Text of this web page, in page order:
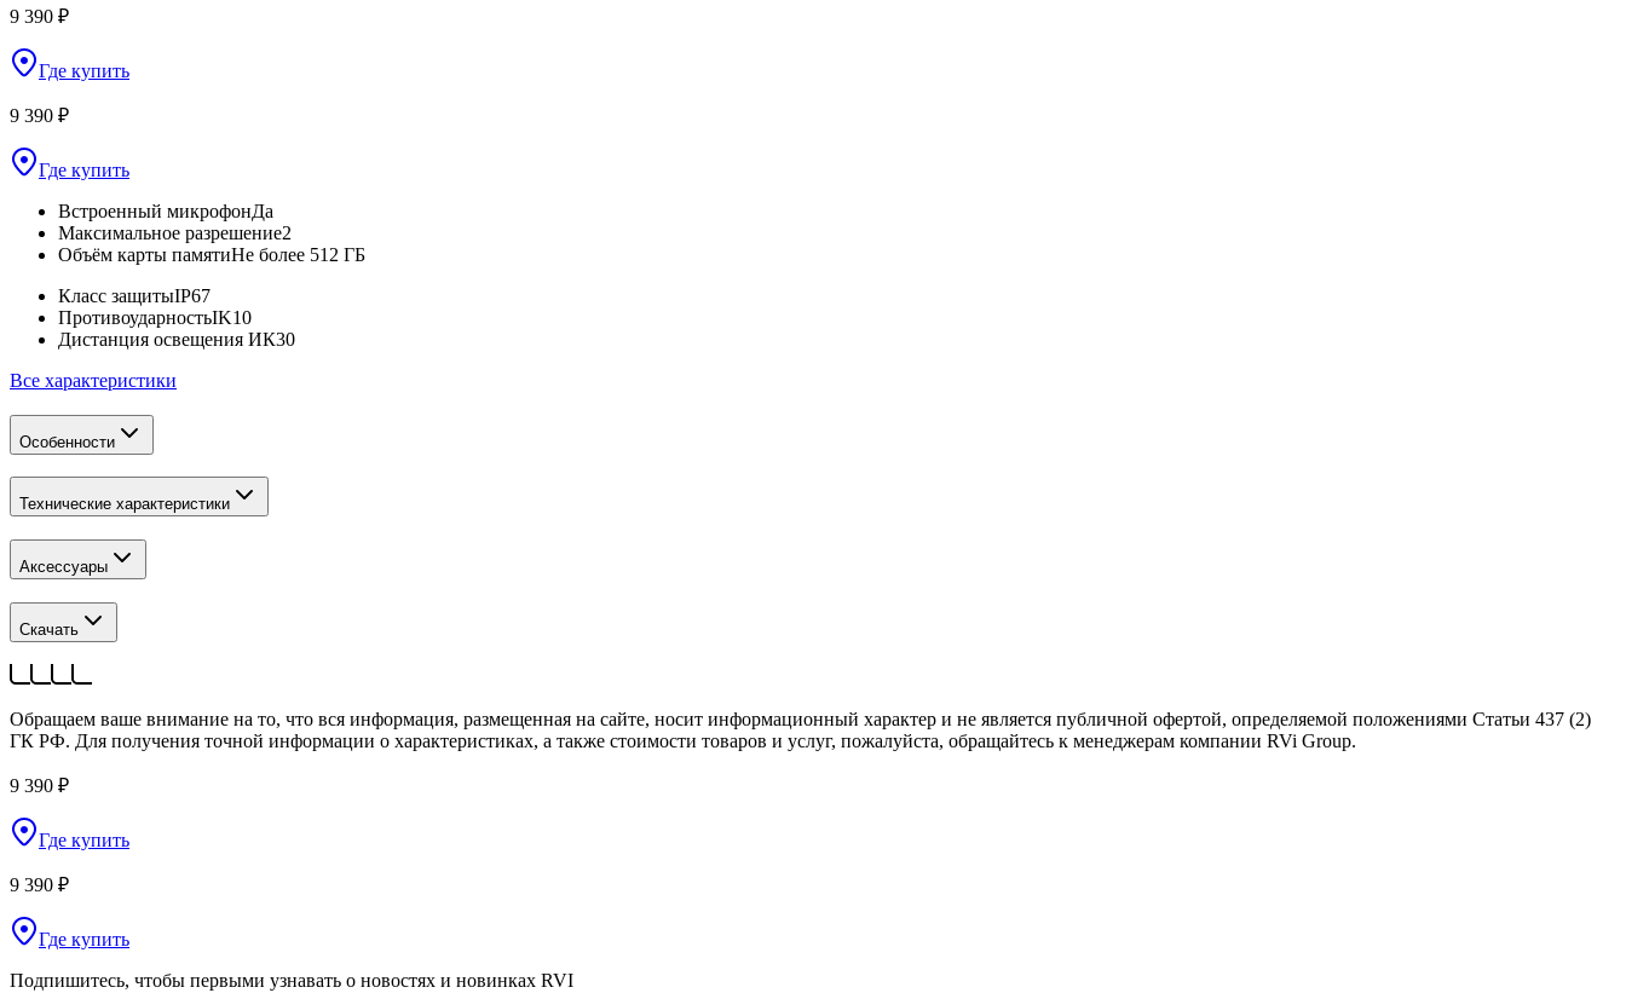
9 390 ₽
Где купить
9 390 ₽
Где купить
Встроенный микрофонДа
Максимальное разрешение2
Объём карты памятиНе более 512 ГБ
Класс защитыIP67
ПротивоударностьIK10
Дистанция освещения ИК30
Все характеристики
Особенности
Технические характеристики
Аксессуары
Скачать
Обращаем ваше внимание на то, что вся информация, размещенная на сайте, носит информационный характер и не является публичной офертой, определяемой положениями Статьи 437 (2)
ГК РФ. Для получения точной информации о характеристиках, а также стоимости товаров и услуг, пожалуйста, обращайтесь к менеджерам компании RVi Group.
9 390 ₽
Где купить
9 390 ₽
Где купить
Подпишитесь, чтобы первыми узнавать о новостях и новинках RVI